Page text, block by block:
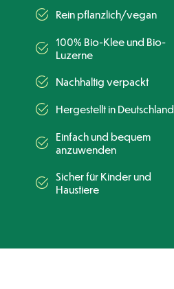
Rein pflanzlich/vegan
100% Bio-Klee und Bio-
Luzerne
Nachhaltig verpackt
Hergestellt in Deutschland
Einfach und bequem
anzuwenden
Sicher für Kinder und
Haustiere